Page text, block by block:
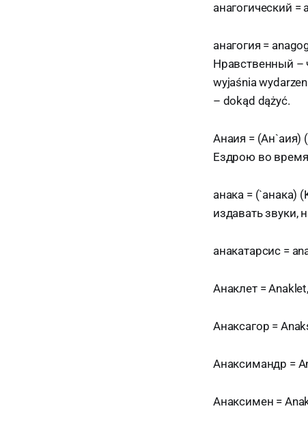
анагогический
анагогия =
Нравственный –
wyjaśnia
– dokąd dążyć.
Анаия = (Ан`аия)
Ездрою во время
анака = (`анака)
издавать звуки,
анакатарсис =
Анаклет =
Анаксагор =
Анаксимандр =
Анаксимен =